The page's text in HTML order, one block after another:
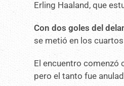
Erling Haaland, que
Con dos goles del
se metió en los
El encuentro comenzó
pero el tanto fue